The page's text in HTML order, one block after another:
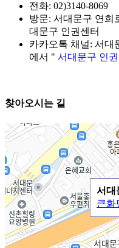
전화: 02)3140-8069
방문: 서대문구 연희
대문구 인권센터
카카오톡 채널: 서대
에서 " 서대문구 인
찾아오시는 길
서대
큰화